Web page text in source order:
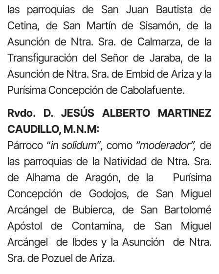
las parroquias de San Juan Bautista de
Cetina, de San Martín de Sisamón, de la
Asunción de Ntra. Sra. de Calmarza, de la
Transfiguración del Señor de Jaraba, de la
Asunción de Ntra. Sra. de Embid de Ariza y la
Purísima Concepción de Cabolafuente.
Rvdo. D. JESÚS ALBERTO MARTINEZ
CAUDILLO, M.N.M:
Párroco “in solidum”, como “moderador”, de
las parroquias de la Natividad de Ntra. Sra.
de Alhama de Aragón, de la Purísima
Concepción de Godojos, de San Miguel
Arcángel de Bubierca, de San Bartolomé
Apóstol de Contamina, de San Miguel
Arcángel de Ibdes y la Asunción de Ntra.
Sra. de Pozuel de Ariza.